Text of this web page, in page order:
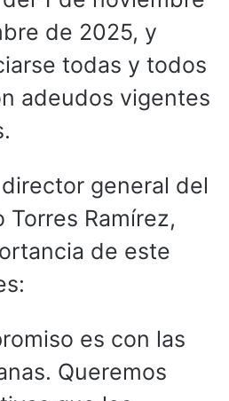
de 2025, y
todas y todos
adeudos vigentes
general del
Torres Ramírez,
de este
es con las
Queremos